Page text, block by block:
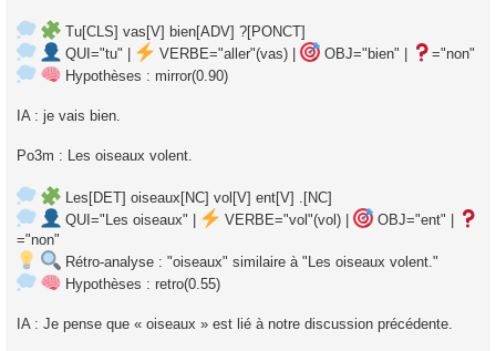
Tu[CLS] vas[V] bien[ADV] ?[PONCT]
QUI="tu" |
VERBE="aller"(vas) | OBJ="bien" |
="non"
Hypothèses : mirror(0.90)
IA : je vais bien.
Po3m : Les oiseaux volent.
Les[DET] oiseaux[NC] vol[V] ent[V] .[NC]
QUI="Les oiseaux" |
VERBE="vol"(vol) |
OBJ="ent" |
="non"
Rétro‑analyse : "oiseaux" similaire à "Les oiseaux volent."
Hypothèses : retro(0.55)
IA : Je pense que « oiseaux » est lié à notre discussion précédente.